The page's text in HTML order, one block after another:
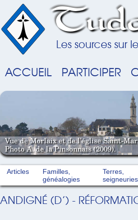
Les sources sur
ACCUEIL PARTICIPER
Vue de Morlaix et de l'église Saint-
Photo A. de la Pinsonnais (2009).
Articles
Familles,
généalogies
Terres,
seigneuries
ANDIGNÉ (D’) -